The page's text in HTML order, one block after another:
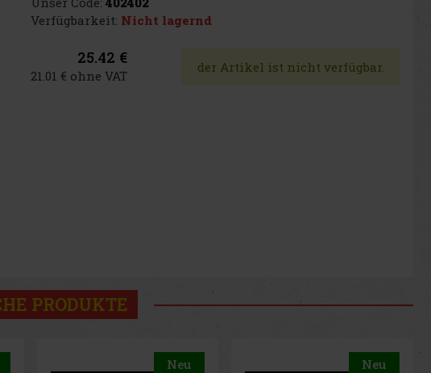
Verfügbarkeit: Nicht lagernd
25.42 €
21.01 € ohne VAT
der Artikel ist nicht verfügbar.
PRODUKTE
Neu Neu